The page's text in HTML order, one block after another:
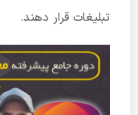
تبلیغات قرار دهند.